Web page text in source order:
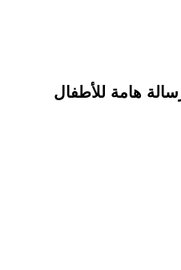
هامة للأطفال